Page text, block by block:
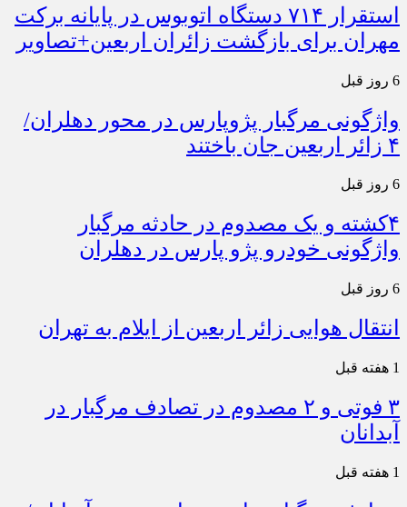
استقرار ۷۱۴ دستگاه اتوبوس در پایانه برکت
مهران برای بازگشت زائران اربعین+تصاویر
6 روز قبل
واژگونی مرگبار پژوپارس در محور دهلران/
۴ زائر اربعین جان باختند
6 روز قبل
۴کشته و یک مصدوم در حادثه مرگبار
واژگونی خودرو پژو پارس در دهلران
6 روز قبل
انتقال هوایی زائر اربعین از ایلام به تهران
1 هفته قبل
۳ فوتی و ۲ مصدوم در تصادف مرگبار در
آبدانان
1 هفته قبل